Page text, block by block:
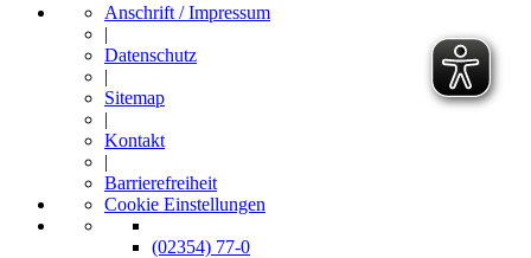
Anschrift / Impressum
|
Datenschutz
|
Sitemap
|
Kontakt
|
Barrierefreiheit
Cookie Einstellungen
(02354) 77-0